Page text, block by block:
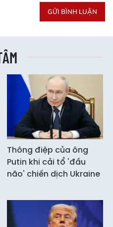
GỬI BÌNH LUẬN
Thông điệp của ông
Putin khi cải tổ 'đầu
não' chiến dịch Ukraine